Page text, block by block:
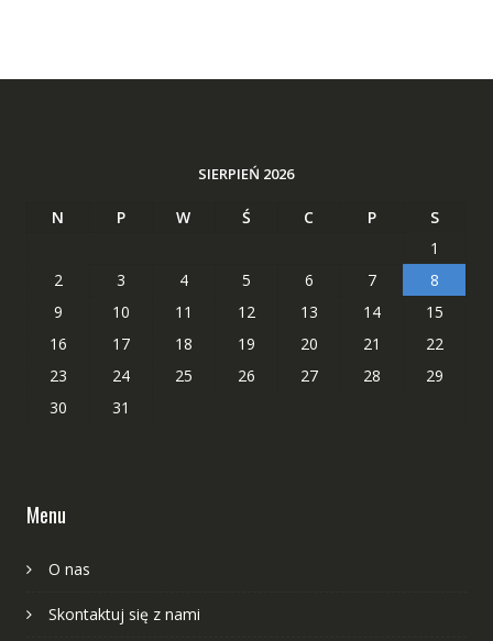
SIERPIEŃ 2026
N P W Ś C P
S
1
2
3 4 5 6 7
8
9
10 11 12 13 14
15
16
17 18 19 20 21
22
23
24 25 26 27 28
29
30
31
Menu
O nas
Skontaktuj się z nami